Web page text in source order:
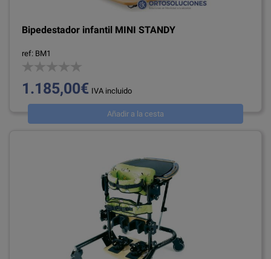
Bipedestador infantil MINI STANDY
ref: BM1
1.185,00€ IVA incluido
Añadir a la cesta